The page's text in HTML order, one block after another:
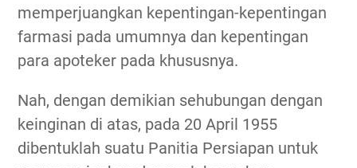
memperjuangkan kepentingan-kepentingan
farmasi pada umumnya dan kepentingan
para apoteker pada khususnya.
Nah, dengan demikian sehubungan dengan
keinginan di atas, pada 20 April 1955
dibentuklah suatu Panitia Persiapan untuk